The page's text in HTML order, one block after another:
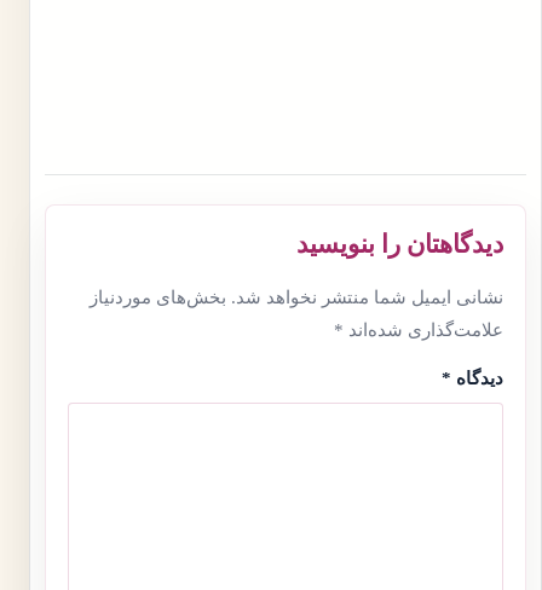
دیدگاهتان را بنویسید
نشانی ایمیل شما منتشر نخواهد شد. بخش‌های موردنیاز
علامت‌گذاری شده‌اند *
دیدگاه *